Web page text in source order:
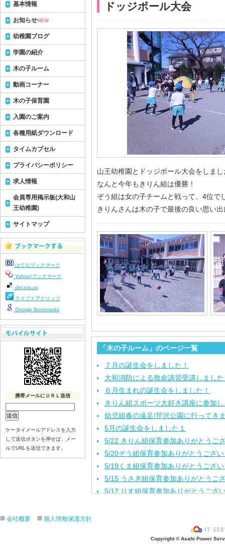
ドッジボール大会
山王幼稚園とドッジボール大会をしまし
なんと今年もきりん組は優勝！
ぞう組は女の子チームと戦って、4位で
きりんさんは木の子で最後の良い思い
「木の子ルーム」のページ一覧
７月の誕生会をしました！
大和消防による救命講習受講しまし
６月生まれの誕生会をしました！
きりん組スポーツ大好き講座に参加
幼児組春の遠足/芹沢公園に行ってき
5月の誕生会をしました１
5/22 きりん組保育参加ありがとうご
5/20ぞう組保育参加ありがとうござ
5/19くま組保育参加ありがとうござ
5/15 うさぎ組保育参加ありがとうご
5/12 りす組保育参加ありがとうござ
入園進級おめでとうございます！
３月の誕生会をしました。
基本情報
お知らせNEW
幼稚園ブログ
学園の紹介
木の子ルーム
動画コーナー
木の子保育園
入園のご案内
各種用紙ダウンロード
タイムカプセル
プライバシーポリシー
求人情報
会員専用掲示板(大和山
王幼稚園)
サイトマップ
はてなブックマーク
Yahoo!ブックマーク
del.icio.us
ライブドアクリップ
Google Bookmarks
携帯メールにＵＲＬ送信
ケータイメールアドレスを入力
して送信ボタンを押せば、メー
ルでURLを送信できます。
会社概要 個人情報保護方針
Copyright © Asahi Power